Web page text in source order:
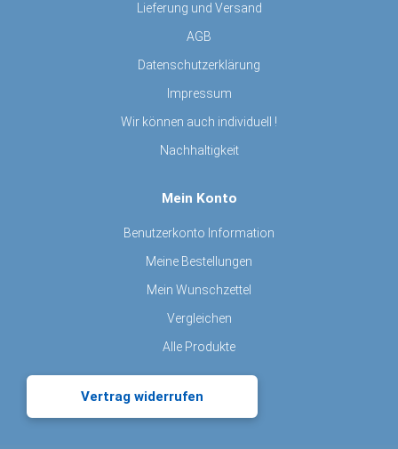
Lieferung und Versand
AGB
Datenschutzerklärung
Impressum
Wir können auch individuell !
Nachhaltigkeit
Mein Konto
Benutzerkonto Information
Meine Bestellungen
Mein Wunschzettel
Vergleichen
Alle Produkte
Vertrag widerrufen